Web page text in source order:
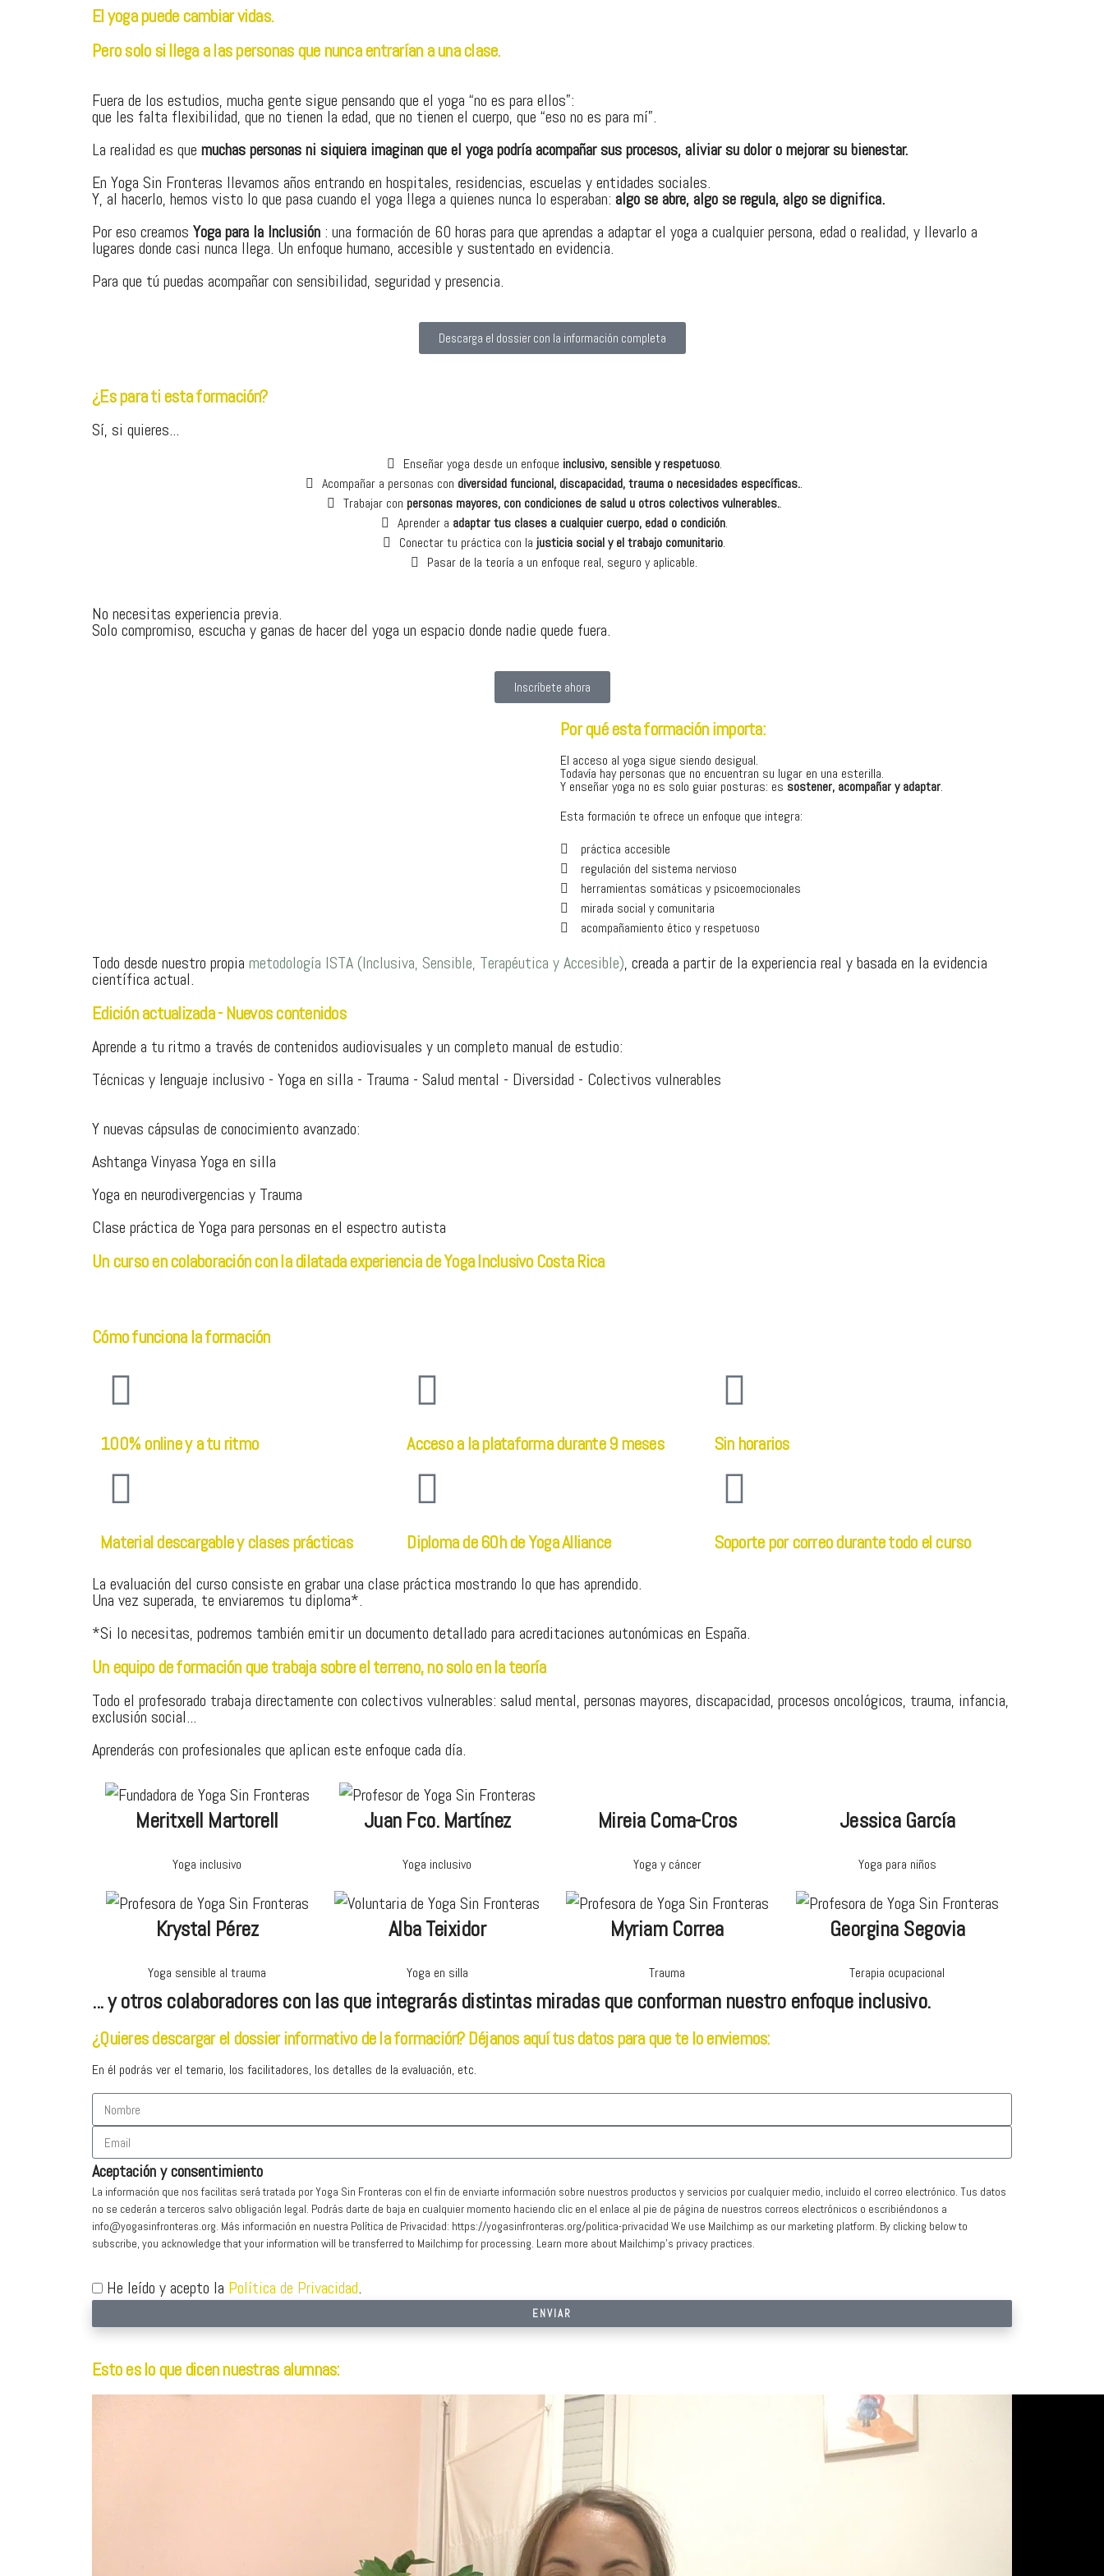
El yoga puede cambiar vidas.
Pero solo si llega a las personas que nunca entrarían a una clase.
Fuera de los estudios, mucha gente sigue pensando que el yoga “no es para ellos”:
que les falta flexibilidad, que no tienen la edad, que no tienen el cuerpo, que “eso no es para mí”.
La realidad es que muchas personas ni siquiera imaginan que el yoga podría acompañar sus procesos, aliviar su dolor o mejorar su bienestar.
En Yoga Sin Fronteras llevamos años entrando en hospitales, residencias, escuelas y entidades sociales.
Y, al hacerlo, hemos visto lo que pasa cuando el yoga llega a quienes nunca lo esperaban: algo se abre, algo se regula, algo se dignifica.
Por eso creamos Yoga para la Inclusión : una formación de 60 horas para que aprendas a adaptar el yoga a cualquier persona, edad o realidad, y llevarlo a
lugares donde casi nunca llega. Un enfoque humano, accesible y sustentado en evidencia.
Para que tú puedas acompañar con sensibilidad, seguridad y presencia.
Descarga el dossier con la información completa
¿Es para ti esta formación?
Sí, si quieres...
Enseñar yoga desde un enfoque inclusivo, sensible y respetuoso.
Acompañar a personas con diversidad funcional, discapacidad, trauma o necesidades específicas..
Trabajar con personas mayores, con condiciones de salud u otros colectivos vulnerables..
Aprender a adaptar tus clases a cualquier cuerpo, edad o condición.
Conectar tu práctica con la justicia social y el trabajo comunitario.
Pasar de la teoría a un enfoque real, seguro y aplicable.
No necesitas experiencia previa.
Solo compromiso, escucha y ganas de hacer del yoga un espacio donde nadie quede fuera.
Inscríbete ahora
Por qué esta formación importa:
El acceso al yoga sigue siendo desigual.
Todavía hay personas que no encuentran su lugar en una esterilla.
Y enseñar yoga no es solo guiar posturas: es sostener, acompañar y adaptar.
Esta formación te ofrece un enfoque que integra:
práctica accesible
regulación del sistema nervioso
herramientas somáticas y psicoemocionales
mirada social y comunitaria
acompañamiento ético y respetuoso
Todo desde nuestro propia metodología ISTA (Inclusiva, Sensible, Terapéutica y Accesible), creada a partir de la experiencia real y basada en la evidencia
científica actual.
Edición actualizada - Nuevos contenidos
Aprende a tu ritmo a través de contenidos audiovisuales y un completo manual de estudio:
Técnicas y lenguaje inclusivo - Yoga en silla - Trauma - Salud mental - Diversidad - Colectivos vulnerables
Y nuevas cápsulas de conocimiento avanzado:
Ashtanga Vinyasa Yoga en silla
Yoga en neurodivergencias y Trauma
Clase práctica de Yoga para personas en el espectro autista
Un curso en colaboración con la dilatada experiencia de Yoga Inclusivo Costa Rica
Cómo funciona la formación
100% online y a tu ritmo Acceso a la plataforma durante 9 meses Sin horarios
Material descargable y clases prácticas Diploma de 60h de Yoga Alliance Soporte por correo durante todo el curso
La evaluación del curso consiste en grabar una clase práctica mostrando lo que has aprendido.
Una vez superada, te enviaremos tu diploma*.
*Si lo necesitas, podremos también emitir un documento detallado para acreditaciones autonómicas en España.
Un equipo de formación que trabaja sobre el terreno, no solo en la teoría
Todo el profesorado trabaja directamente con colectivos vulnerables: salud mental, personas mayores, discapacidad, procesos oncológicos, trauma, infancia,
exclusión social...
Aprenderás con profesionales que aplican este enfoque cada día.
Meritxell Martorell
Yoga inclusivo
Juan Fco. Martínez
Yoga inclusivo
Mireia Coma-Cros
Yoga y cáncer
Jessica García
Yoga para niños
Krystal Pérez
Yoga sensible al trauma
Alba Teixidor
Yoga en silla
Myriam Correa
Trauma
Georgina Segovia
Terapia ocupacional
... y otros colaboradores con las que integrarás distintas miradas que conforman nuestro enfoque inclusivo.
¿Quieres descargar el dossier informativo de la formación? Déjanos aquí tus datos para que te lo enviemos:
En él podrás ver el temario, los facilitadores, los detalles de la evaluación, etc.
Aceptación y consentimiento
La información que nos facilitas será tratada por Yoga Sin Fronteras con el fin de enviarte información sobre nuestros productos y servicios por cualquier medio, incluido el correo electrónico. Tus datos
no se cederán a terceros salvo obligación legal. Podrás darte de baja en cualquier momento haciendo clic en el enlace al pie de página de nuestros correos electrónicos o escribiéndonos a
info@yogasinfronteras.org. Más información en nuestra Política de Privacidad: https://yogasinfronteras.org/politica-privacidad We use Mailchimp as our marketing platform. By clicking below to
subscribe, you acknowledge that your information will be transferred to Mailchimp for processing. Learn more about Mailchimp's privacy practices.
He leído y acepto la Política de Privacidad.
ENVIAR
Esto es lo que dicen nuestras alumnas: